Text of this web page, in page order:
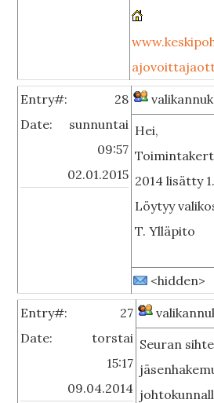
Entry#:
28
Date:
sunnuntai
09:57
02.01.2015
Hei,
2014 lisätty
Löytyy
T. Ylläpito
<hidden>
Entry#:
27
Date:
torstai
15:17
09.04.2014
Seuran